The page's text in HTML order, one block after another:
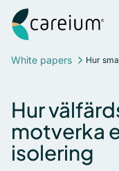
Hoppa till innehåll
Careium Sweden
Sök efter:
White papers Hur
Hur
motverka
isolering